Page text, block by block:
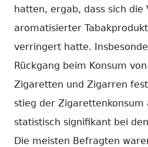
hatten, ergab, dass sich die
aromatisierter
verringert hatte.
Rückgang beim Konsum
Zigaretten und Zigarren
stieg der Zigarettenkonsum
statistisch signifikant bei
Die meisten Befragten